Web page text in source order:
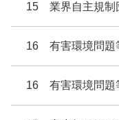
15 業界自主規
16 有害環境問題
16 有害環境問題